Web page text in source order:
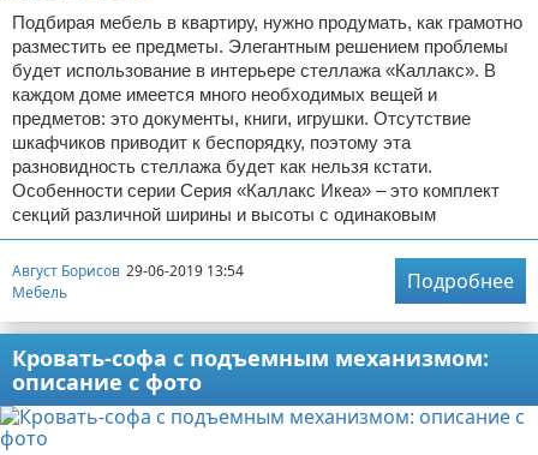
Подбирая мебель в квартиру, нужно продумать, как грамотно
разместить ее предметы. Элегантным решением проблемы
будет использование в интерьере стеллажа «Каллакс». В
каждом доме имеется много необходимых вещей и
предметов: это документы, книги, игрушки. Отсутствие
шкафчиков приводит к беспорядку, поэтому эта
разновидность стеллажа будет как нельзя кстати.
Особенности серии Серия «Каллакс Икеа» – это комплект
секций различной ширины и высоты с одинаковым
Август Борисов 29-06-2019 13:54
Мебель
Подробнее
Кровать-софа с подъемным механизмом:
описание с фото